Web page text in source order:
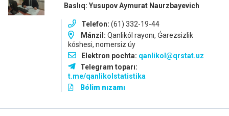
Baslıq: Yusupov Aymurat Naurzbayevich
Telefon: (61) 332-19-44
Mánzil: Qanlikól rayonı, Ǵarezsizlik
kóshesi, nomersiz úy
Elektron pochta: qanlikol@qrstat.uz
Telegram toparı:
t.me/qanlikolstatistika
Bólim nızamı